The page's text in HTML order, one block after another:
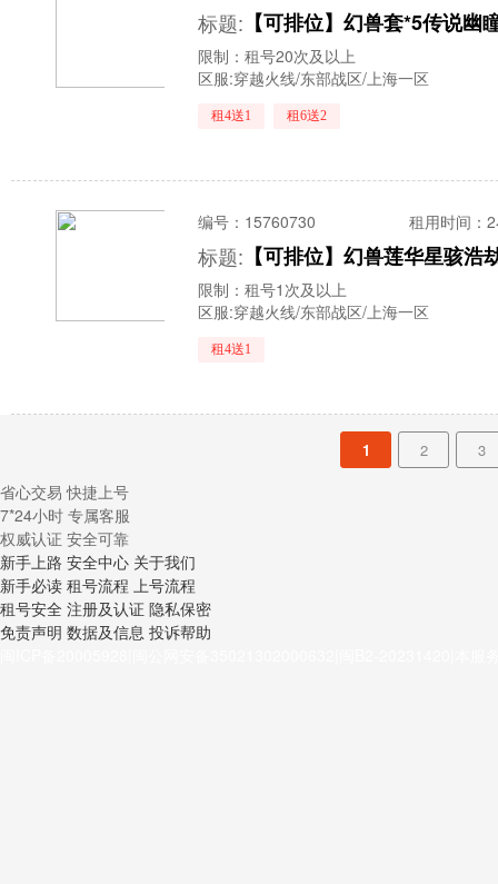
标题:
限制：租号20次及以上
区服:穿越火线/东部战区/上海一区
租4送1 租6送2
编号： 15760730 租用时间 ：
标题:
限制：租号1次及以上
区服:穿越火线/东部战区/上海一区
租4送1
1 2 3
省心交易 快捷上号
7*24小时 专属客服
权威认证 安全可靠
新手上路 安全中心 关于我们
新手必读 租号流程 上号流程
租号安全 注册及认证 隐私保密
免责声明 数据及信息 投诉帮助